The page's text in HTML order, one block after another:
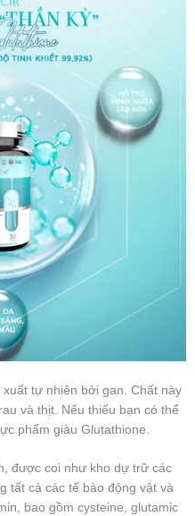
tự nhiên bởi gan. Chất này
và thịt. Nếu thiếu bạn có thể
phẩm giàu Glutathione.
được coi như kho dự trữ các
tất cả các tế bào động vật và
bao gồm cysteine, glutamic